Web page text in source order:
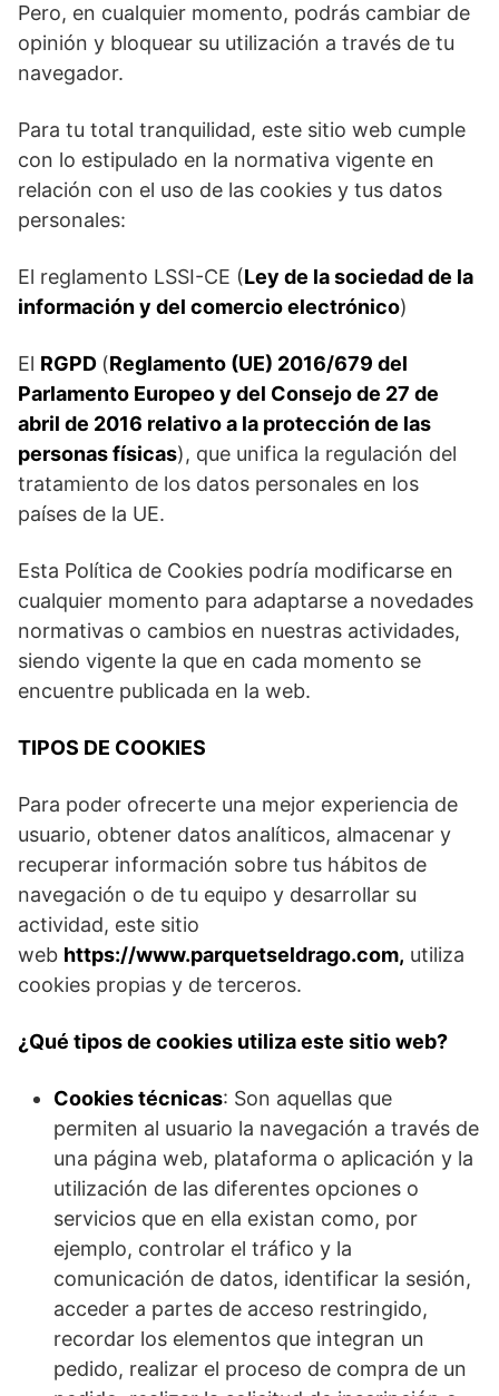
Pero, en cualquier momento, podrás cambiar de
opinión y bloquear su utilización a través de tu
navegador.
Para tu total tranquilidad, este sitio web cumple
con lo estipulado en la normativa vigente en
relación con el uso de las cookies y tus datos
personales:
El reglamento LSSI-CE (Ley de la sociedad de la
información y del comercio electrónico)
El RGPD (Reglamento (UE) 2016/679 del
Parlamento Europeo y del Consejo de 27 de
abril de 2016 relativo a la protección de las
personas físicas), que unifica la regulación del
tratamiento de los datos personales en los
países de la UE.
Esta Política de Cookies podría modificarse en
cualquier momento para adaptarse a novedades
normativas o cambios en nuestras actividades,
siendo vigente la que en cada momento se
encuentre publicada en la web.
TIPOS DE COOKIES
Para poder ofrecerte una mejor experiencia de
usuario, obtener datos analíticos, almacenar y
recuperar información sobre tus hábitos de
navegación o de tu equipo y desarrollar su
actividad, este sitio
web https://www.parquetseldrago.com, utiliza
cookies propias y de terceros.
¿Qué tipos de cookies utiliza este sitio web?
Cookies técnicas: Son aquellas que
permiten al usuario la navegación a través de
una página web, plataforma o aplicación y la
utilización de las diferentes opciones o
servicios que en ella existan como, por
ejemplo, controlar el tráfico y la
comunicación de datos, identificar la sesión,
acceder a partes de acceso restringido,
recordar los elementos que integran un
pedido, realizar el proceso de compra de un